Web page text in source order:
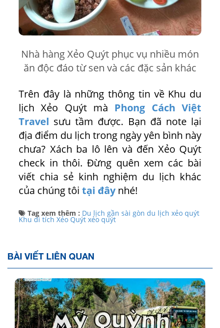
Nhà hàng Xẻo Quýt phục vụ nhiều món
ăn độc đáo từ sen và các đặc sản khác
Trên đây là những thông tin về Khu du
lịch Xẻo Quýt mà Phong Cách Việt
Travel sưu tầm được. Bạn đã note lại
địa điểm du lịch trong ngày yên bình này
chưa? Xách ba lô lên và đến Xẻo Quýt
check in thôi. Đừng quên xem các bài
viết chia sẻ kinh nghiệm du lịch khác
của chúng tôi tại đâynhé!
Tag xem thêm : Du lịch gần sài gòn du lịch xẻo quýt
Khu di tích Xẻo Quýt xẻo quýt
BÀI VIẾT LIÊN QUAN